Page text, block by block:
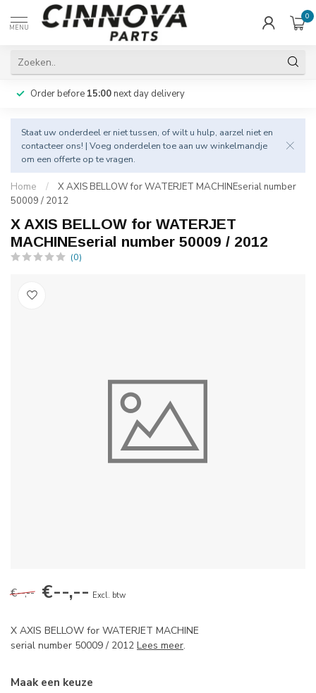
MENU
0
Order before 15:00next day delivery
Staat uw onderdeel er niet tussen, of wilt u hulp, aarzel niet en
contacteer ons! | Voeg onderdelen toe aan uw winkelmandje
om een offerte op te vragen.
Home /
X AXIS BELLOW for WATERJET MACHINEserial number
50009 / 2012
X AXIS BELLOW for WATERJET
MACHINEserial number 50009 / 2012
(0)
€--,-- €--,-- Excl. btw
X AXIS BELLOW for WATERJET MACHINE
serial number 50009 / 2012 Lees meer.
Maak een keuze